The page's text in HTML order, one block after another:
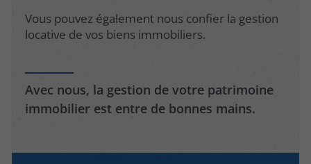
Vous pouvez également nous confier la gestion
locative de vos biens immobiliers.
Avec nous, la gestion de votre patrimoine
immobilier est entre de bonnes mains.